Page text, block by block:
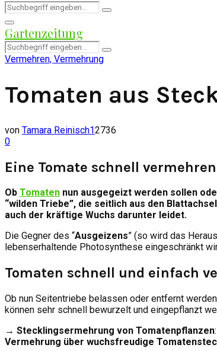
Search
for:
Search
Facebook
Twitter
Instagram
Pinterest
Youtube
Snapchat
Primary
Menu
Gartenzeitung
Search
for:
Search
Vermehren, Vermehrung
Tomaten aus
von Tamara Reinisch12736
0
Eine Tomate schnell
Ob Tomaten nun ausgegeizt werden sollen
“wilden Triebe”, die seitlich aus den
auch der kräftige Wuchs darunter leidet.
Die Gegner des “Ausgeizens” (so wird das
lebenserhaltende Photosynthese eingeschränkt
Tomaten schnell und einfach
Ob nun Seitentriebe belassen oder entfernt
können sehr schnell bewurzelt und eingepflanzt
→ Stecklingsermehrung von Tomatenpflanzen
Vermehrung über wuchsfreudige